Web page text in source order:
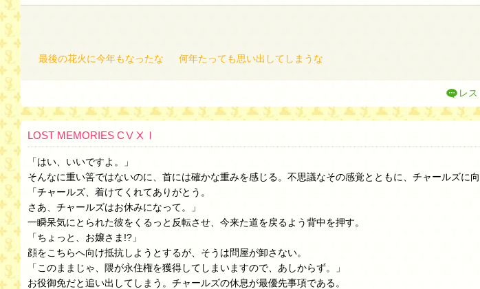
最後の花火に今年もなったな 何年たっても思い出してしまうな
レス
LOST MEMORIES CⅤⅩⅠ
「はい、いいですよ。」
そんなに重い筈ではないのに、首には確かな重みを感じる。不思議なその感覚とともに、チャールズに
「チャールズ、着けてくれてありがとう。
さあ、チャールズはお休みになって。」
一瞬呆気にとられた彼をくるっと反転させ、今来た道を戻るよう背中を押す。
「ちょっと、お嬢さま!?」
顔をこちらへ向け抵抗しようとするが、そうは問屋が卸さない。
「このままじゃ、隈が永住権を獲得してしまいますので、あしからず。」
お役御免だと追い出してしまう。チャールズの休息が最優先事項である。